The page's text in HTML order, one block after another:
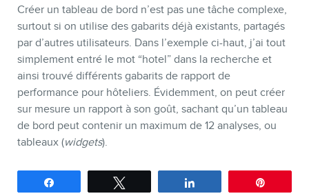
Créer un tableau de bord n’est pas une tâche complexe,
surtout si on utilise des gabarits déjà existants, partagés
par d’autres utilisateurs. Dans l’exemple ci-haut, j’ai tout
simplement entré le mot “hotel” dans la recherche et
ainsi trouvé différents gabarits de rapport de
performance pour hôteliers. Évidemment, on peut créer
sur mesure un rapport à son goût, sachant qu’un tableau
de bord peut contenir un maximum de 12 analyses, ou
tableaux (widgets).